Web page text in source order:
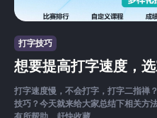
打字技巧
想要提高打字速度，
打字速度慢，不会打字，打字二指禅
技巧？今天就来给大家总结下相关方